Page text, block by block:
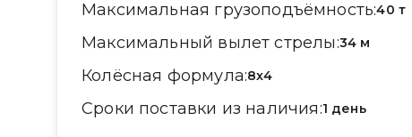
Максимальная грузоподъёмность40 т
Максимальный вылет стрелы 34 м
Колёсная формула 8x4
Сроки поставки из наличия 1 день